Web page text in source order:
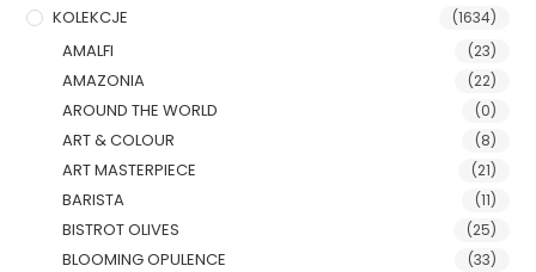
KOLEKCJE (1634)
AMALFI (23)
AMAZONIA (22)
AROUND THE WORLD (0)
ART & COLOUR (8)
ART MASTERPIECE (21)
BARISTA (11)
BISTROT OLIVES (25)
BLOOMING OPULENCE (33)